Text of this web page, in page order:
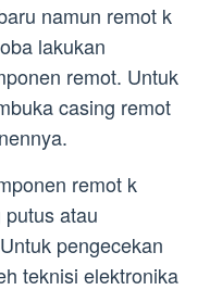
namun remot k
lakukan
remot. Untuk
casing remot
remot k
atau
pengecekan
teknisi elektronika